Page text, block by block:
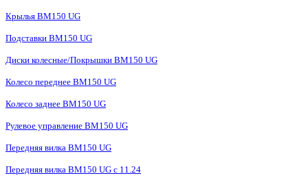
Крылья BM150 UG
Подставки BM150 UG
Диски колесные/Покрышки BM150 UG
Колесо переднее BM150 UG
Колесо заднее BM150 UG
Рулевое управление BM150 UG
Передняя вилка BM150 UG
Передняя вилка BM150 UG с 11.24